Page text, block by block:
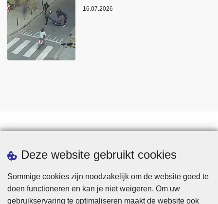
Deze website gebruikt cookies
Sommige cookies zijn noodzakelijk om de website goed te
doen functioneren en kan je niet weigeren. Om uw
gebruikservaring te optimaliseren maakt de website ook
16.07.2026